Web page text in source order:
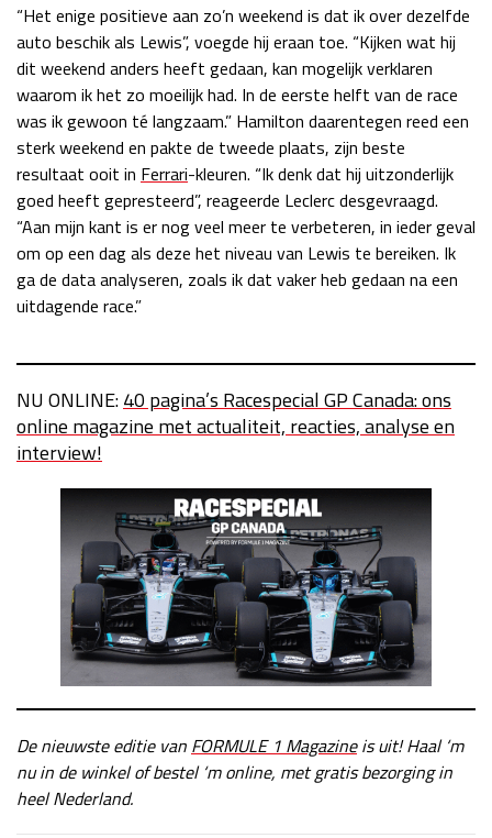
“Het enige positieve aan zo’n weekend is dat ik over dezelfde
auto beschik als Lewis”, voegde hij eraan toe. “Kijken wat hij
dit weekend anders heeft gedaan, kan mogelijk verklaren
waarom ik het zo moeilijk had. In de eerste helft van de race
was ik gewoon té langzaam.” Hamilton daarentegen reed een
sterk weekend en pakte de tweede plaats, zijn beste
resultaat ooit in Ferrari-kleuren. “Ik denk dat hij uitzonderlijk
goed heeft gepresteerd”, reageerde Leclerc desgevraagd.
“Aan mijn kant is er nog veel meer te verbeteren, in ieder geval
om op een dag als deze het niveau van Lewis te bereiken. Ik
ga de data analyseren, zoals ik dat vaker heb gedaan na een
uitdagende race.”
NU ONLINE:40 pagina’s Racespecial GP Canada: ons
online magazine met actualiteit, reacties, analyse en
interview!
De nieuwste editie van FORMULE 1 Magazineis uit! Haal ‘m
nu in de winkel of bestel ‘m online, met gratis bezorging in
heel Nederland.